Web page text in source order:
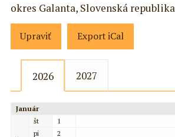
okres Galanta, Slovenská republika
Upraviť Export iCal
2026 2027
Január
št
1
pi
2